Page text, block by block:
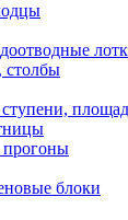
столбы
блоки